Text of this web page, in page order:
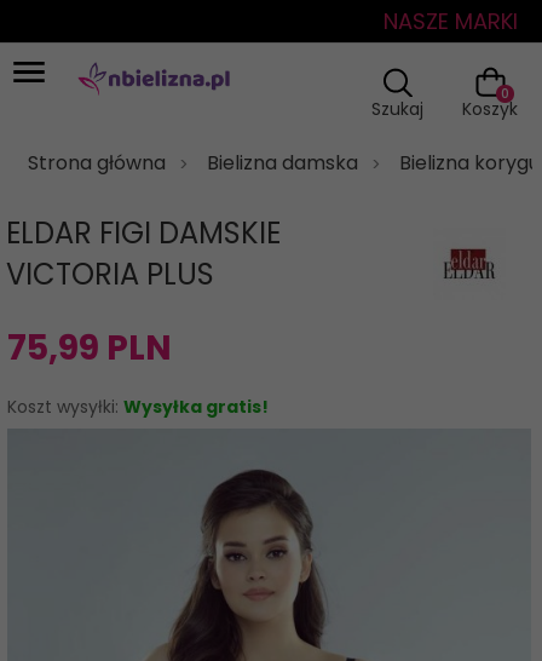
NASZE MARKI
Szukaj Koszyk
0
Strona główna Bielizna damska Bielizna
ELDAR FIGI DAMSKIE
VICTORIA PLUS
75,99 PLN
Koszt wysyłki: Wysyłka gratis!